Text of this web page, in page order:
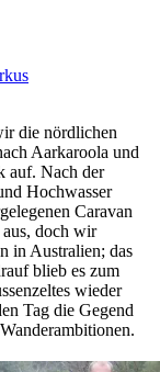
die nördlichen
Aarkaroola und
auf. Nach der
Hochwasser
Caravan
doch wir
in Australien; das
blieb es zum
wieder
Tag die Gegend